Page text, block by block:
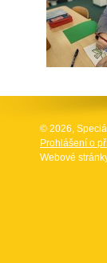
© 2026,
Prohlášení o
Webové